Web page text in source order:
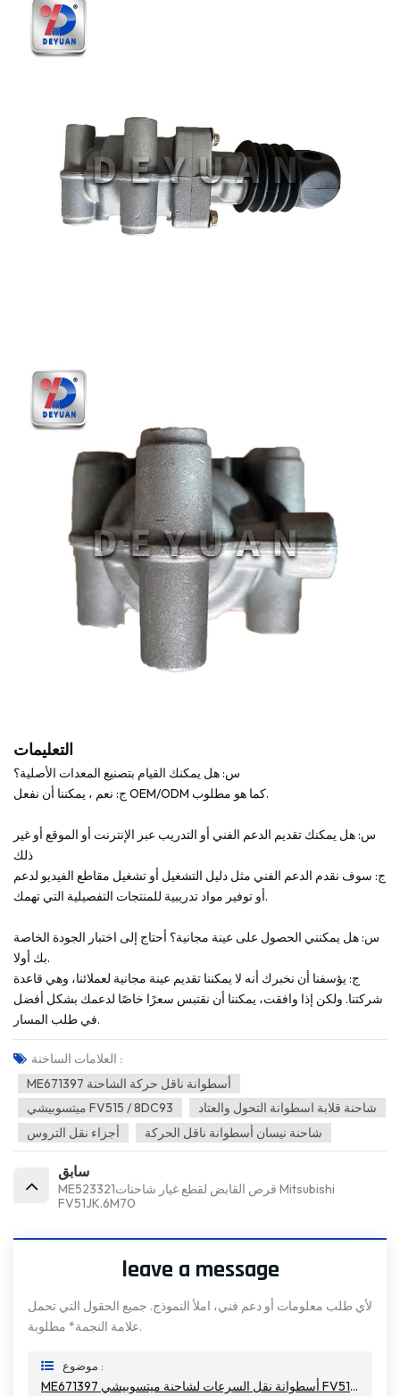
التعليمات
س: هل يمكنك القيام بتصنيع المعدات الأصلية؟
ج: نعم ، يمكننا أن نفعل OEM/ODM كما هو مطلوب.
س: هل يمكنك تقديم الدعم الفني أو التدريب عبر الإنترنت أو الموقع أو غير
ذلك
ج: سوف نقدم الدعم الفني مثل دليل التشغيل أو تشغيل مقاطع الفيديو لدعم
أو توفير مواد تدريبية للمنتجات التفصيلية التي تهمك.
س: هل يمكنني الحصول على عينة مجانية؟ أحتاج إلى اختبار الجودة الخاصة
بك أولا.
ج: يؤسفنا أن نخبرك أنه لا يمكننا تقديم عينة مجانية لعملائنا، وهي قاعدة
شركتنا. ولكن إذا وافقت، يمكننا أن نقتبس سعرًا خاصًا لدعمك بشكل أفضل
في طلب المسار.
العلامات الساخنة :
ME671397 أسطوانة ناقل حركة الشاحنة
ميتسوبيشي FV515 / 8DC93
شاحنة قلابة اسطوانة التحول والعتاد
أجزاء نقل التروس
شاحنة نيسان أسطوانة ناقل الحركة
سابق
ME523321قرص القابض لقطع غيار شاحنات Mitsubishi
FV51JK.6M70
leave a message
لأي طلب معلومات أو دعم فني، املأ النموذج. جميع الحقول التي تحمل
علامة النجمة* مطلوبة.
موضوع :
ME671397 أسطوانة نقل السرعات لشاحنة ميتسوبيشي FV515 / 8DC93